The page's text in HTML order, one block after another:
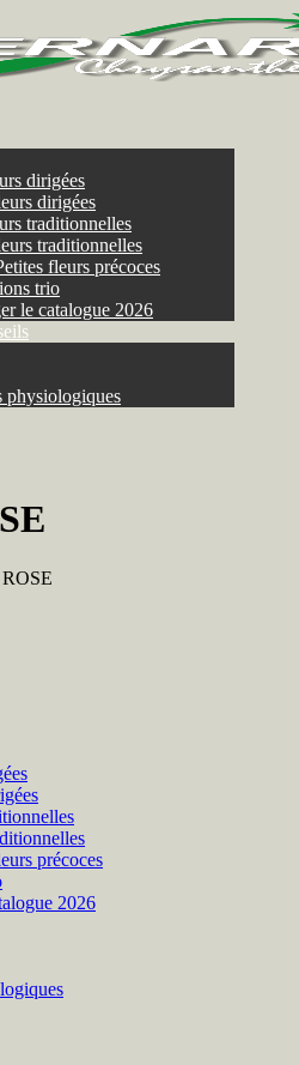
dirigées
dirigées
traditionnelles
traditionnelles
fleurs précoces
trio
le catalogue 2026
physiologiques
précoces
2026